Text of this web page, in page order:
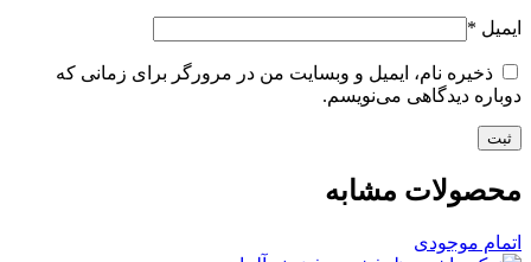
ایمیل *
ذخیره نام، ایمیل و وبسایت من در مرورگر برای زمانی که
دوباره دیدگاهی می‌نویسم.
محصولات مشابه
اتمام موجودی